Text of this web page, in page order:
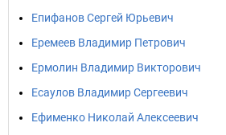
Епифанов Сергей Юрьевич
Еремеев Владимир Петрович
Ермолин Владимир Викторович
Есаулов Владимир Сергеевич
Ефименко Николай Алексеевич